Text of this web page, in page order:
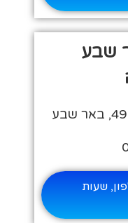
שבע
שעות